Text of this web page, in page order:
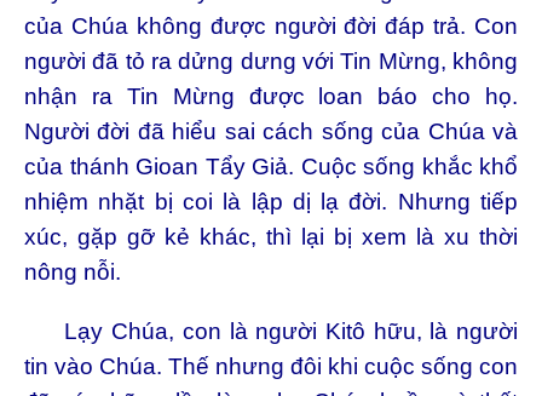
của Chúa không được người đời đáp trả. Con
người đã tỏ ra dửng dưng với Tin Mừng, không
nhận ra Tin Mừng được loan báo cho họ.
Người đời đã hiểu sai cách sống của Chúa và
của thánh Gioan Tẩy Giả. Cuộc sống khắc khổ
nhiệm nhặt bị coi là lập dị lạ đời. Nhưng tiếp
xúc, gặp gỡ kẻ khác, thì lại bị xem là xu thời
nông nỗi.
Lạy Chúa, con là người Kitô hữu, là người
tin vào Chúa. Thế nhưng đôi khi cuộc sống con